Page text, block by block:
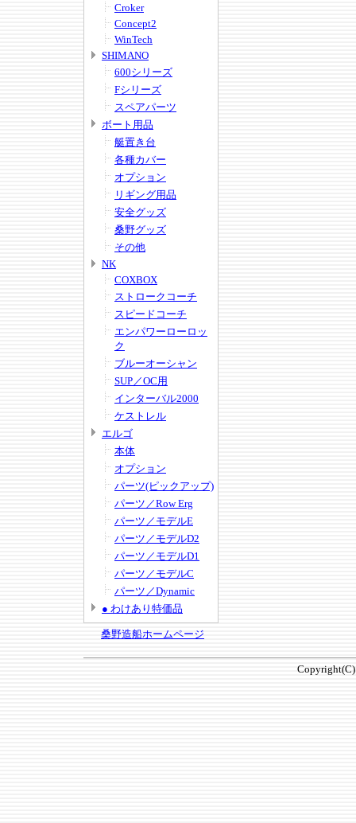
Croker
Concept2
WinTech
SHIMANO
600シリーズ
Fシリーズ
スペアパーツ
ボート用品
艇置き台
各種カバー
オプション
リギング用品
安全グッズ
桑野グッズ
その他
NK
COXBOX
ストロークコーチ
スピードコーチ
エンパワーローロッ
ク
ブルーオーシャン
SUP／OC用
インターバル2000
ケストレル
エルゴ
本体
オプション
パーツ(ピックアップ)
パーツ／Row Erg
パーツ／モデルE
パーツ／モデルD2
パーツ／モデルD1
パーツ／モデルC
パーツ／Dynamic
● わけあり特価品
桑野造船ホームページ